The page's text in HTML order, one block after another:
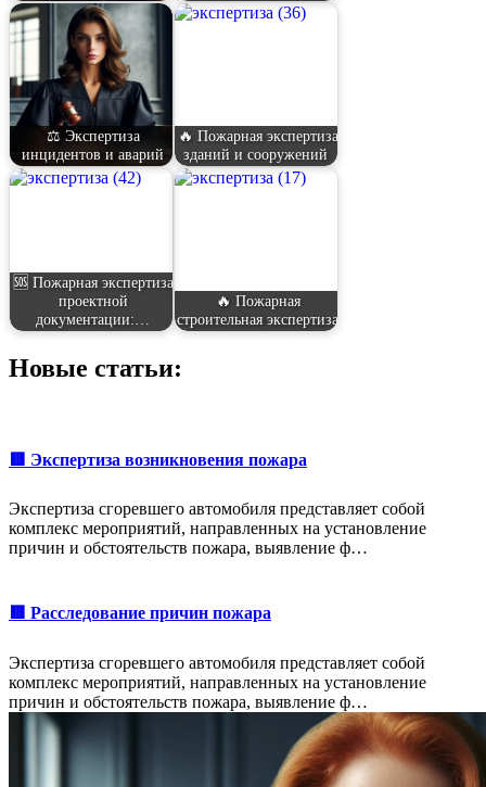
⚖️ Экспертиза
инцидентов и аварий
🔥 Пожарная экспертиза
зданий и сооружений
🆘 Пожарная экспертиза
проектной
документации:…
🔥 Пожарная
строительная экспертиза
Новые статьи:
🟥 Экспертиза возникновения пожара
Экспертиза сгоревшего автомобиля представляет собой
комплекс мероприятий, направленных на установление
причин и обстоятельств пожара, выявление ф…
🟥 Расследование причин пожара
Экспертиза сгоревшего автомобиля представляет собой
комплекс мероприятий, направленных на установление
причин и обстоятельств пожара, выявление ф…